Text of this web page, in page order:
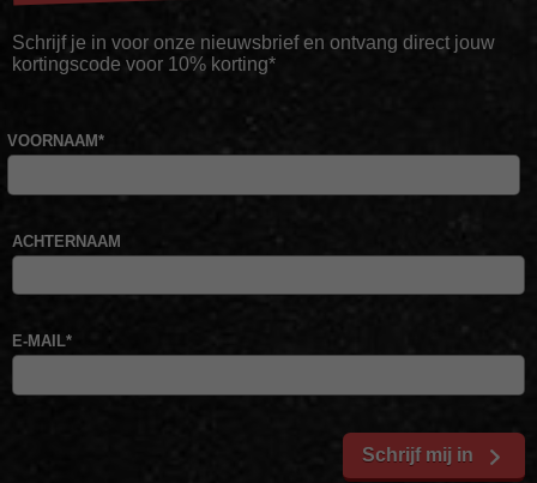
Schrijf je in voor onze nieuwsbrief en ontvang direct jouw
kortingscode voor 10% korting*
VOORNAAM*
ACHTERNAAM
E-MAIL*
Schrijf mij in